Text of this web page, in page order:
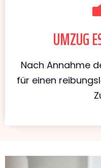
UMZUG
Nach Annahme
für einen